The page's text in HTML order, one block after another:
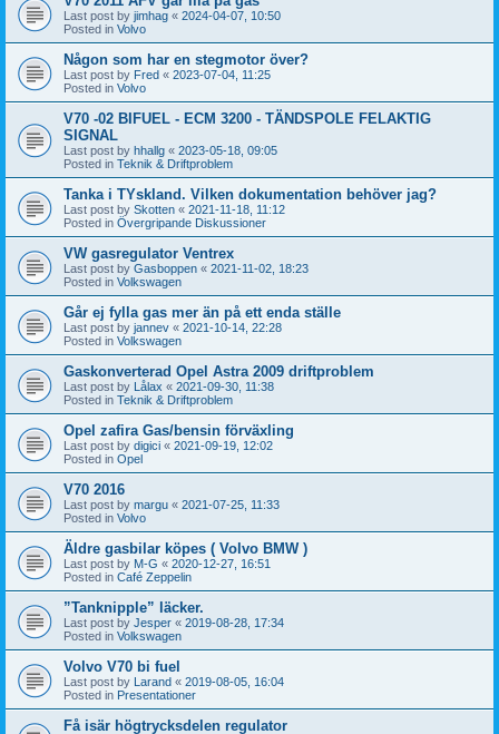
Last post by jimhag « 2024-04-07, 10:50
Posted in Volvo
Någon som har en stegmotor över?
Last post by Fred « 2023-07-04, 11:25
Posted in Volvo
V70 -02 BIFUEL - ECM 3200 - TÄNDSPOLE FELAKTIG
SIGNAL
Last post by hhallg « 2023-05-18, 09:05
Posted in Teknik & Driftproblem
Tanka i TYskland. Vilken dokumentation behöver jag?
Last post by Skotten « 2021-11-18, 11:12
Posted in Övergripande Diskussioner
VW gasregulator Ventrex
Last post by Gasboppen « 2021-11-02, 18:23
Posted in Volkswagen
Går ej fylla gas mer än på ett enda ställe
Last post by jannev « 2021-10-14, 22:28
Posted in Volkswagen
Gaskonverterad Opel Astra 2009 driftproblem
Last post by Lålax « 2021-09-30, 11:38
Posted in Teknik & Driftproblem
Opel zafira Gas/bensin förväxling
Last post by digici « 2021-09-19, 12:02
Posted in Opel
V70 2016
Last post by margu « 2021-07-25, 11:33
Posted in Volvo
Äldre gasbilar köpes ( Volvo BMW )
Last post by M-G « 2020-12-27, 16:51
Posted in Café Zeppelin
”Tanknipple” läcker.
Last post by Jesper « 2019-08-28, 17:34
Posted in Volkswagen
Volvo V70 bi fuel
Last post by Larand « 2019-08-05, 16:04
Posted in Presentationer
Få isär högtrycksdelen regulator